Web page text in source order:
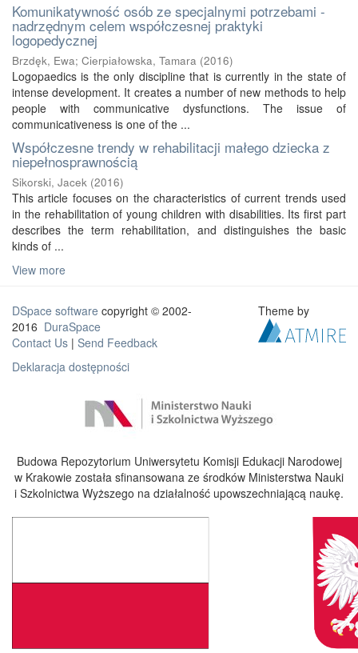
Komunikatywność osób ze specjalnymi potrzebami -
nadrzędnym celem współczesnej praktyki
logopedycznej
Brzdęk, Ewa; Cierpiałowska, Tamara (2016)
Logopaedics is the only discipline that is currently in the state of
intense development. It creates a number of new methods to help
people with communicative dysfunctions. The issue of
communicativeness is one of the ...
Współczesne trendy w rehabilitacji małego dziecka z
niepełnosprawnością
Sikorski, Jacek (2016)
This article focuses on the characteristics of current trends used
in the rehabilitation of young children with disabilities. Its first part
describes the term rehabilitation, and distinguishes the basic
kinds of ...
View more
DSpace software copyright © 2002-
2016 DuraSpace
Contact Us | Send Feedback
Deklaracja dostępności
Theme by
Budowa Repozytorium Uniwersytetu Komisji Edukacji Narodowej
w Krakowie została sfinansowana ze środków Ministerstwa Nauki
i Szkolnictwa Wyższego na działalność upowszechniającą naukę.